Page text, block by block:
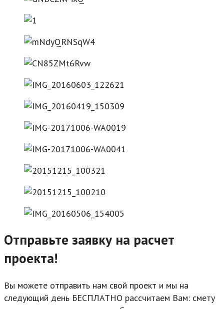
Отправьте заявку на расчет
проекта!
Вы можете отправить нам свой проект и мы на
следующий день БЕСПЛАТНО рассчитаем Вам: смету